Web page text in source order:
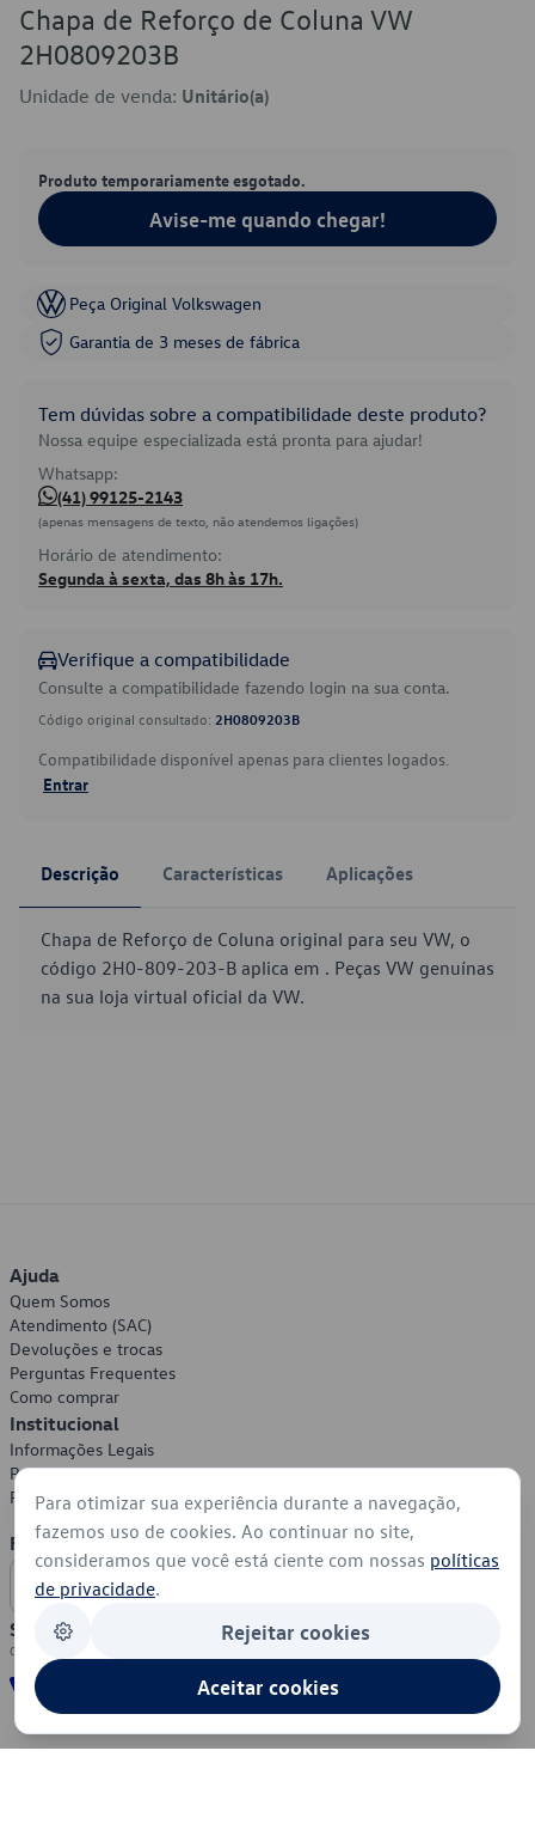
Chapa de Reforço de Coluna VW
2H0809203B
Unidade de venda: Unitário(a)
Produto temporariamente esgotado.
Avise-me quando chegar!
Peça Original Volkswagen
Garantia de 3 meses de fábrica
Tem dúvidas sobre a compatibilidade deste produto?
Nossa equipe especializada está pronta para ajudar!
Whatsapp:
(41) 99125-2143
(apenas mensagens de texto, não atendemos ligações)
Horário de atendimento:
Segunda à sexta, das 8h às 17h.
Verifique a compatibilidade
Consulte a compatibilidade fazendo login na sua conta.
Código original consultado: 2H0809203B
Compatibilidade disponível apenas para clientes logados.
Entrar
Descrição Características Aplicações
Chapa de Reforço de Coluna original para seu VW, o
código 2H0-809-203-B aplica em . Peças VW genuínas
na sua loja virtual oficial da VW.
Ajuda
Quem Somos
Atendimento (SAC)
Devoluções e trocas
Perguntas Frequentes
Como comprar
Institucional
Informações Legais
Política de Privacidade
Política de Cookies
Formas de Pagamento
Segurança
Para otimizar sua experiência durante a navegação,
fazemos uso de cookies. Ao continuar no site,
consideramos que você está ciente com nossas políticas
de privacidade.
Rejeitar cookies
Aceitar cookies